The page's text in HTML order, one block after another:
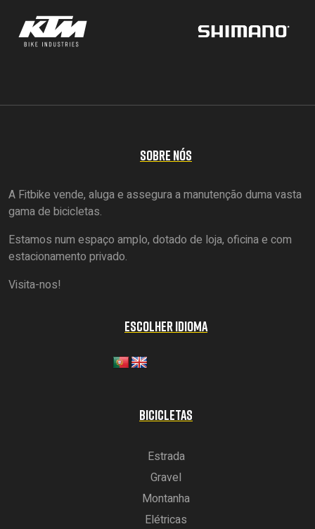
SOBRE NÓS
A Fitbike vende, aluga e assegura a manutenção duma vasta
gama de bicicletas.
Estamos num espaço amplo, dotado de loja, oficina e com
estacionamento privado.
Visita-nos!
ESCOLHER IDIOMA
BICICLETAS
Estrada
Gravel
Montanha
Elétricas